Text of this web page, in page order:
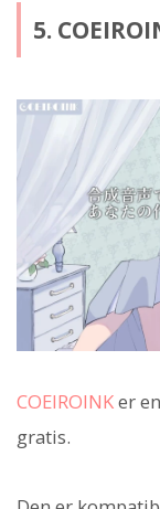
5.
COEIROINKer
gratis.